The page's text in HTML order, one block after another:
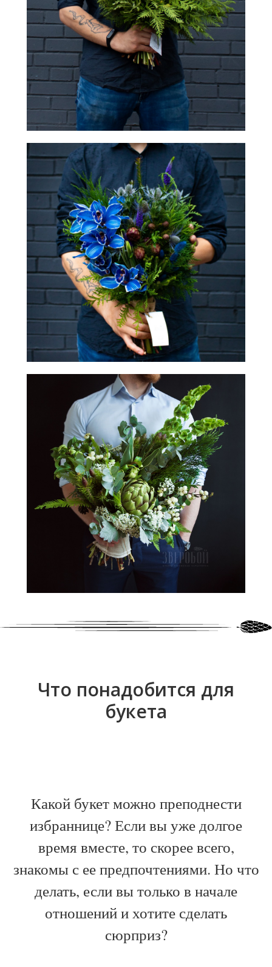
Что понадобится для
букета
Какой букет можно преподнести
избраннице? Если вы уже долгое
время вместе, то скорее всего,
знакомы с ее предпочтениями. Но что
делать, если вы только в начале
отношений и хотите сделать
сюрприз?